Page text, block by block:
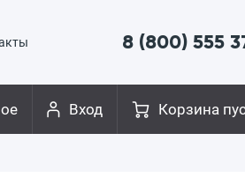
8 (800) 555
Корзина
Вход